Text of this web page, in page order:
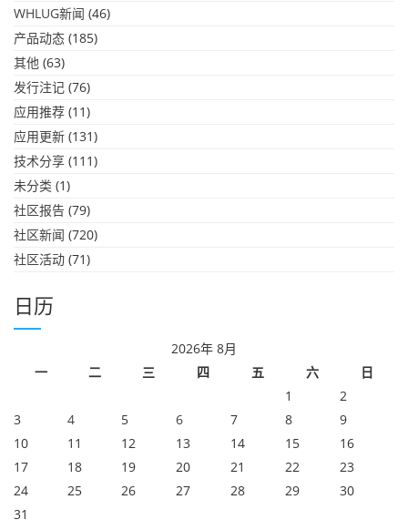
WHLUG新闻 (46)
产品动态 (185)
其他 (63)
发行注记 (76)
应用推荐 (11)
应用更新 (131)
技术分享 (111)
未分类 (1)
社区报告 (79)
社区新闻 (720)
社区活动 (71)
日历
2026年 8月
一
二 三 四 五 六
日
1
2
3
4 5 6 7 8
9
10
11 12 13 14 15
16
17
18 19 20 21 22
23
24
25 26 27 28 29
30
31